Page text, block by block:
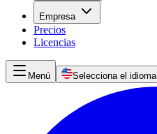
Empresa
Precios
Licencias
Menú Selecciona el idioma